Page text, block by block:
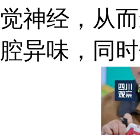
觉神经，从
腔异味，同